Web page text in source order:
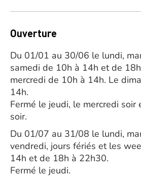
Ouverture
Du 01/01 au 30/06 le lundi,
samedi de 10h à 14h et de
mercredi de 10h à 14h. Le
14h.
Fermé le jeudi, le mercredi soir
soir.
Du 01/07 au 31/08 le lundi,
vendredi, jours fériés et les
14h et de 18h à 22h30.
Fermé le jeudi.